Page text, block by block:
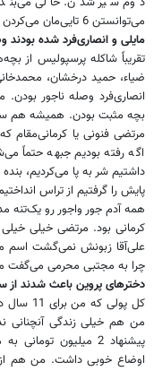
می‌توانستن 6 تایی‌مان می‌کردن ولی خودشان خیلی زود عطش‌شان خوابید.
مایلی و انصاری‌فرد شده بودند
تقریباً شاکله پرسپولیس از
ضیاء، حمید درخشان،
انصاری‌فرد وصله ناجور
بچه مثبت بودن. همیشه هم
مرتضی فنونی یا کرمانی‌مقام
اگه رفته بودیم جبهه حتماً
داشتیم شر به پا می‌کردیم،
پایش را گرفتیم از تراس
همه آدم جور واجور رو یک‌تنه
کرمانی بود. مرتضی خیلی
علی‌آقا زبونش نمی‌گشت اسم
چرا به مجتبی محرمی می‌گفت
دخترهای پروین باعث شدند از
کل
پیشنهاد 2 میلیون
اوضاع خوبی داشت. من هم از